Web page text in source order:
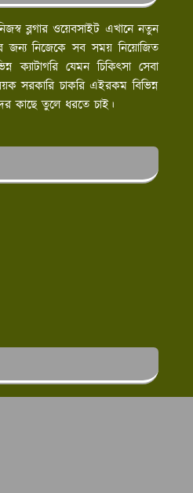
ব্লগার ওয়েবসাইট এখানে নতুন
জন্য নিজেকে সব সময় নিয়োজিত
ক্যাটাগরি যেমন চিকিৎসা সেবা
সরকারি চাকরি এইরকম বিভিন্ন
কাছে তুলে ধরতে চাই।